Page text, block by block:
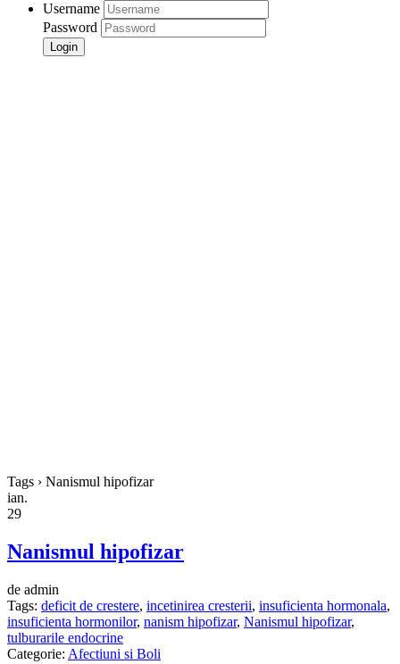
Username
Password
Tags › Nanismul hipofizar
ian.
29
Nanismul hipofizar
de admin
Tags: deficit de crestere, incetinirea cresterii, insuficienta hormonala,
insuficienta hormonilor, nanism hipofizar, Nanismul hipofizar,
tulburarile endocrine
Categorie: Afectiuni si Boli